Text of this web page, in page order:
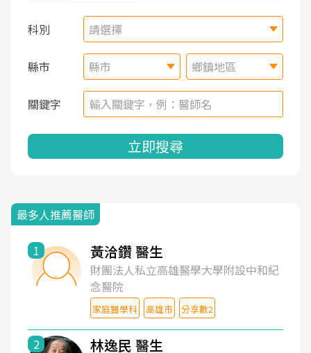
科別 請選擇
縣市 縣市 鄉鎮地區
關鍵字
立即搜尋
最多人推薦醫師
1 黃洽鑽 醫生
財團法人私立高雄醫學大學附設中和紀
念醫院
家庭醫學科 高雄市 分享數2
2 林逸民 醫生